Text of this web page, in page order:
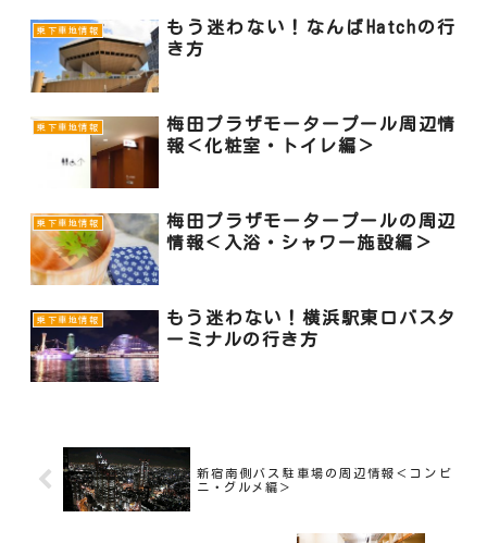
乗下車地情報
もう迷わない！なんばHatchの行
き方
乗下車地情報
梅田プラザモータープール周辺情
報＜化粧室・トイレ編＞
乗下車地情報
梅田プラザモータープールの周辺
情報＜入浴・シャワー施設編＞
乗下車地情報
もう迷わない！横浜駅東口バスタ
ーミナルの行き方
新宿南側バス駐車場の周辺情報＜コンビ
ニ・グルメ編＞